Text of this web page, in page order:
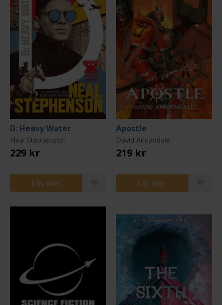
D: Heavy Water
Neal Stephenson
229 kr
Läs mer
Apostle
David Annandale
219 kr
Läs mer